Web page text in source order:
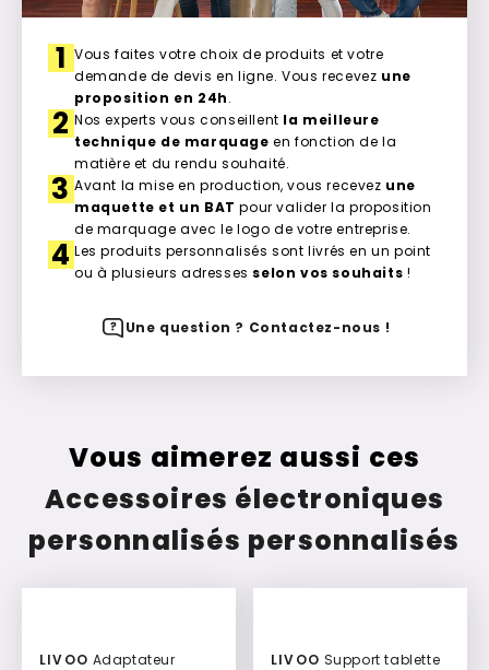
1 Vous faites votre choix de produits et votre
demande de devis en ligne. Vous recevez une
proposition en 24h.
2 Nos experts vous conseillent la meilleure
technique de marquage en fonction de la
matière et du rendu souhaité.
3 Avant la mise en production, vous recevez une
maquette et un BAT pour valider la proposition
de marquage avec le logo de votre entreprise.
4 Les produits personnalisés sont livrés en un point
ou à plusieurs adresses selon vos souhaits !
Une question ? Contactez-nous !
Vous aimerez aussi ces
Accessoires électroniques
personnalisés personnalisés
LIVOO LIVOO